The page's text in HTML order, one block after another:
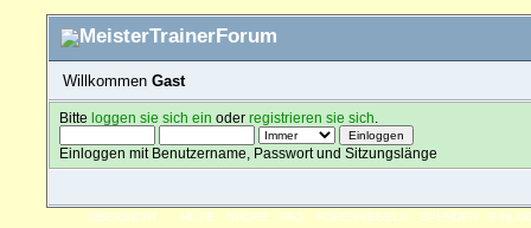
Willkommen Gast
Bitteloggen sie sich ein oderregistrieren sie sich
Einloggen mit Benutzername, Passwort und Sitzungslänge
ÜBERSICHT HILFE SUCHE FAQ FORENREGELN SPENDEN